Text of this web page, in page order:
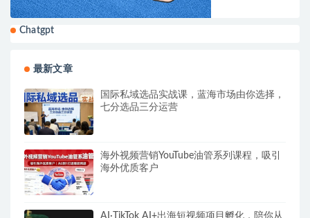
Chatgpt
最新文章
国际私域选品实战课，蓝海市场由你选择，
七分选品三分运营
海外视频营销YouTube油管系列课程，吸引
海外优质客户